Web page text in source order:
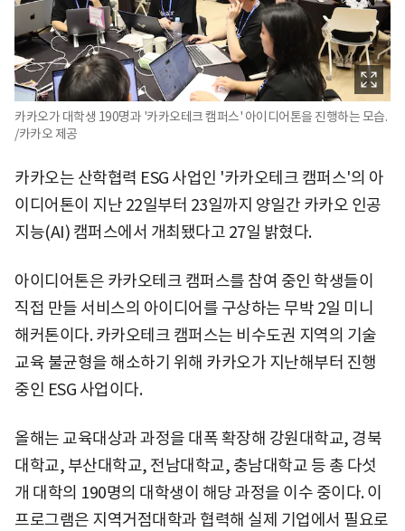
카카오가 대학생 190명과 '카카오테크 캠퍼스' 아이디어톤을 진행하는 모습.
/카카오 제공
카카오는 산학협력 ESG 사업인 '카카오테크 캠퍼스'의 아
이디어톤이 지난 22일부터 23일까지 양일간 카카오 인공
지능(AI) 캠퍼스에서 개최됐다고 27일 밝혔다.
아이디어톤은 카카오테크 캠퍼스를 참여 중인 학생들이
직접 만들 서비스의 아이디어를 구상하는 무박 2일 미니
해커톤이다. 카카오테크 캠퍼스는 비수도권 지역의 기술
교육 불균형을 해소하기 위해 카카오가 지난해부터 진행
중인 ESG 사업이다.
올해는 교육대상과 과정을 대폭 확장해 강원대학교, 경북
대학교, 부산대학교, 전남대학교, 충남대학교 등 총 다섯
개 대학의 190명의 대학생이 해당 과정을 이수 중이다. 이
프로그램은 지역거점대학과 협력해 실제 기업에서 필요로